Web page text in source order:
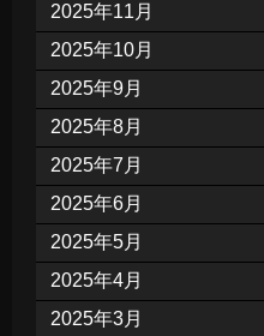
2025年11月
2025年10月
2025年9月
2025年8月
2025年7月
2025年6月
2025年5月
2025年4月
2025年3月